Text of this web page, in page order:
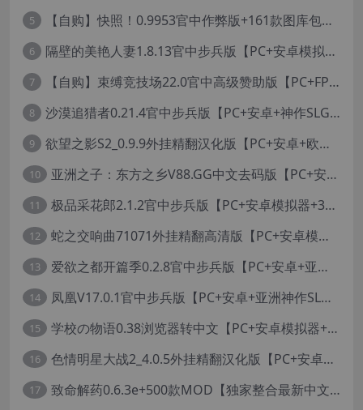
5 【自购】快照！0.9953官中作弊版+161款图库包【PC+安卓模拟器+3D互动/开放世界/沙盒/偷拍/盗摄/步兵/11000+照片】/Snapshot!【13.6G】
6 隔壁的美艳人妻1.8.13官中步兵版【PC+安卓模拟器+亚洲SLG/国风精品+存档】/The Wife Next Door【13G】
7 【自购】束缚竞技场22.0官中高级赞助版【PC+FPS枪战射击/ACT动作/捏人/团队】/Bondage Arena Premium【43.7G】
8 沙漠追猎者0.21.4官中步兵版【PC+安卓+神作SLG/沙盒+画廊全开】/沙漠潜行者/沉沙猎手/Desert Stalker【9.56G】
9 欲望之影S2_0.9.9外挂精翻汉化版【PC+安卓+欧美精品RPG/步兵/沙盒/媚黑/绿帽NTR】/Shadows of Desire【19.2G】
10 亚洲之子：东方之乡V88.GG中文去码版【PC+安卓模拟器+亚洲风QSP/真人SLG/更新/MOD整合版/作者版】/SOA就是个混蛋/【93G】
11 极品采花郎2.1.2官中步兵版【PC+安卓模拟器+3D互动SLG/亚洲/国风+金手指+真全CG存档】/Romantic Escapades【8.3G】
12 蛇之交响曲71071外挂精翻高清版【PC+安卓模拟器+神作RPG+全CG存档+作弊器】/纳迪亚四部曲之四/Symphony of the Serpent【11.3G】
13 爱欲之都开篇季0.2.8官中步兵版【PC+安卓+亚洲神作SLG+画廊全开】/City Lights Love Bites Season 0【21.7G】
14 凤凰V17.0.1官中步兵版【PC+安卓+亚洲神作SLG+高级赞助版+画廊全开】/Phoenixes【6.5G】
15 学校の物语0.38浏览器转中文【PC+安卓模拟器+亚洲风HTML/精品真人沙盒+存档】/学校物语/Gakko No Monogatari - School Story【37G】
16 色情明星大战2_4.0.5外挂精翻汉化版【PC+安卓模拟器+真人卡牌SLG/无码+作弊】/Pornstar Battle II【8.58G】
17 致命解药0.6.3e+500款MOD【独家整合最新中文MOD管理器+在线下载N网全部MOD】/The Killing Antidote Ver0.6.3d MOD Ver2026.2.4